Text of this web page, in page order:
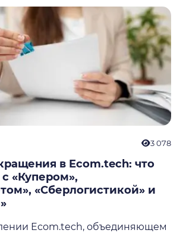
3 078
в Ecom.tech: что
«Купером»,
«Сберлогистикой» и
Ecom.tech, объединяющем